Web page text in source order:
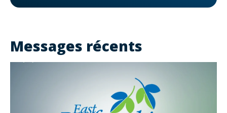
Messages récents